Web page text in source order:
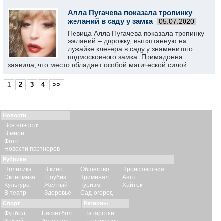
Алла Пугачева показала тропинку
желаний в саду у замка
05.07.2020
Певица Алла Пугачева показала тропинку
желаний – дорожку, вытоптанную на
лужайке клевера в саду у знаменитого
подмосковного замка. Примадонна
заявила, что место обладает особой магической силой.
1 2 3 4 >>
Новости
Все новости
В мире
Фото
Новости партнеров
Рубрики
Политика
Экономика
Культура
В театр
В кино
Шоубиз
Желтый
Здоровье
Общество
Криминал
Туризм
Сад-огород
Происшествия
Авто
Хайтек
Спорт
Футбол
Баскетбол
Регионы
Татарстан